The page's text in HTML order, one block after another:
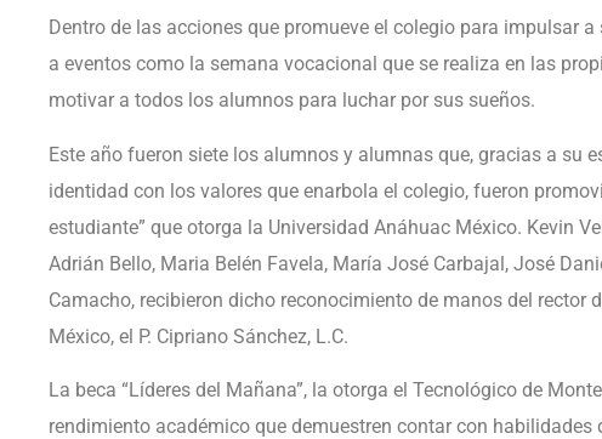
Dentro de las acciones que promueve el colegio para impulsar
a eventos como la semana vocacional que se realiza en las
motivar a todos los alumnos para luchar por sus sueños.
Este año fueron siete los alumnos y alumnas que, gracias a su
identidad con los valores que enarbola el colegio, fueron
estudiante” que otorga la Universidad Anáhuac México. Kevin
Adrián Bello, Maria Belén Favela, María José Carbajal, José
Camacho, recibieron dicho reconocimiento de manos del rector
México, el P. Cipriano Sánchez, L.C.
La beca “Líderes del Mañana”, la otorga el Tecnológico de
rendimiento académico que demuestren contar con habilidades